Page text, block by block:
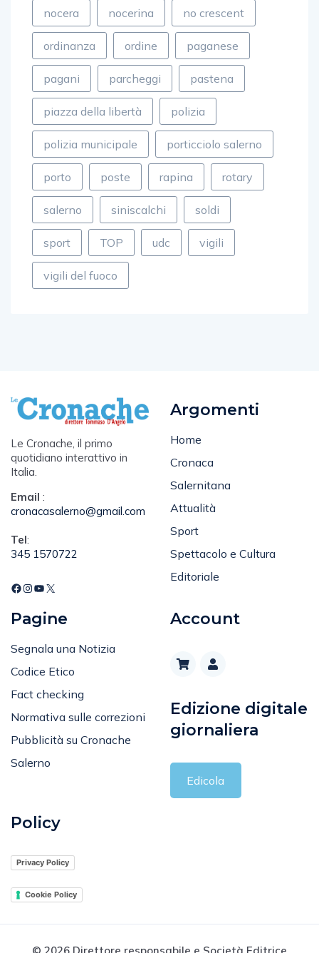
nocera nocerina no crescent
ordinanza ordine paganese
pagani parcheggi pastena
piazza della libertà polizia
polizia municipale porticciolo salerno
porto poste rapina rotary
salerno siniscalchi soldi
sport TOP udc vigili
vigili del fuoco
Le Cronache, il primo
quotidiano interattivo in
Italia.
Email :
cronacasalerno@gmail.com
Tel:
345 1570722
Argomenti
Home
Cronaca
Salernitana
Attualità
Sport
Spettacolo e Cultura
Editoriale
Pagine
Segnala una Notizia
Codice Etico
Fact checking
Normativa sulle correzioni
Pubblicità su Cronache
Salerno
Account
Edizione digitale
giornaliera
Edicola
Policy
Privacy Policy
Cookie Policy